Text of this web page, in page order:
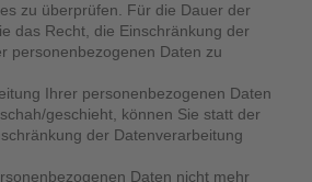
zu überprüfen. Für die Dauer der
das Recht, die Einschränkung der
personenbezogenen Daten zu
Ihrer personenbezogenen Daten
geschieht, können Sie statt der
der Datenverarbeitung
Daten nicht mehr